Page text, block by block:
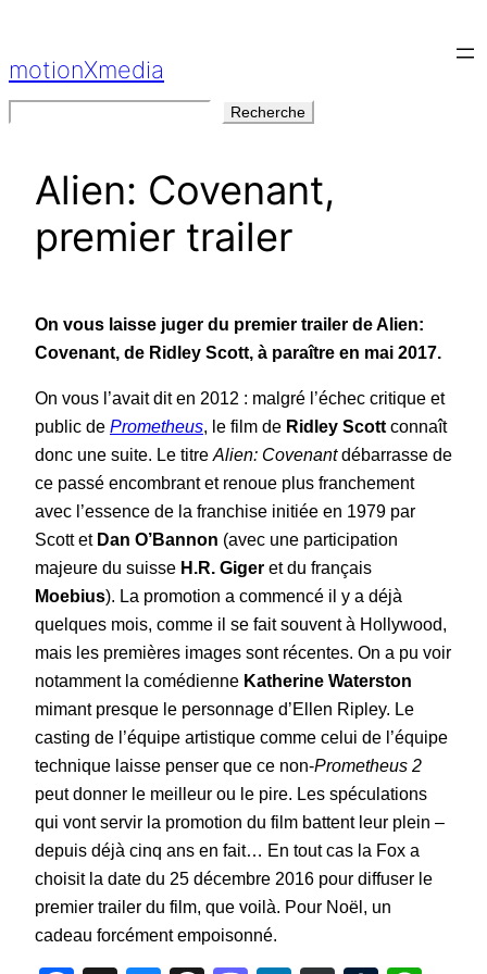
contenu
motionXmedia
Recherche
Alien: Covenant,
premier trailer
On vous laisse juger du premier trailer de Alien:
Covenant, de Ridley Scott, à paraître en mai 2017.
On vous l’avait dit en 2012 : malgré l’échec critique et
public de Prometheus, le film de Ridley Scott connaît
donc une suite. Le titre Alien: Covenantdébarrasse de
ce passé encombrant et renoue plus franchement
avec l’essence de la franchise initiée en 1979 par
Scott et Dan O’Bannon (avec une participation
majeure du suisse H.R. Giger et du français
Moebius). La promotion a commencé il y a déjà
quelques mois, comme il se fait souvent à Hollywood,
mais les premières images sont récentes. On a pu voir
notamment la comédienne Katherine Waterston
mimant presque le personnage d’Ellen Ripley. Le
casting de l’équipe artistique comme celui de l’équipe
technique laisse penser que ce non-Prometheus 2
peut donner le meilleur ou le pire. Les spéculations
qui vont servir la promotion du film battent leur plein –
depuis déjà cinq ans en fait… En tout cas la Fox a
choisit la date du 25 décembre 2016 pour diffuser le
premier trailer du film, que voilà. Pour Noël, un
cadeau forcément empoisonné.